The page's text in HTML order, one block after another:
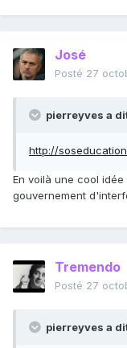
José
Posté 27
pierreyves a
http://
En voilà une cool
gouvernement
Tremendo
Posté 27
pierreyves a